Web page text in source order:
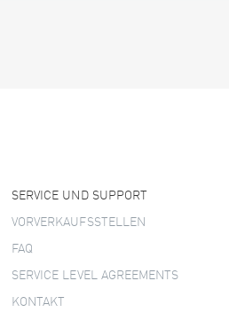
SERVICE UND SUPPORT
VORVERKAUFSSTELLEN
FAQ
SERVICE LEVEL AGREEMENTS
KONTAKT